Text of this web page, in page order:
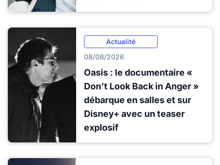
Actualité
08/08/2026
Oasis : le documentaire «
Don’t Look Back in Anger »
débarque en salles et sur
Disney+ avec un teaser
explosif